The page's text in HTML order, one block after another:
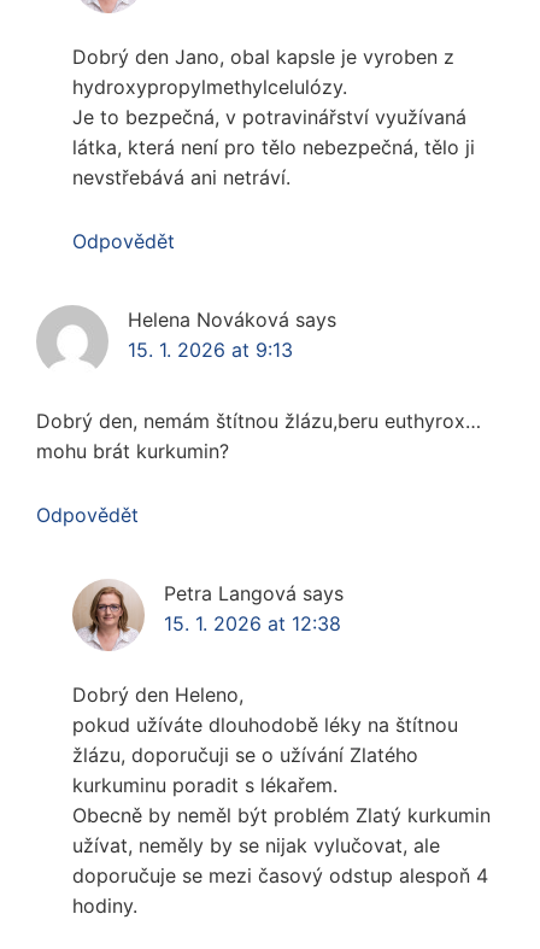
Dobrý den Jano, obal kapsle je vyroben z
hydroxypropylmethylcelulózy.
Je to bezpečná, v potravinářství využívaná
látka, která není pro tělo nebezpečná, tělo ji
nevstřebává ani netráví.
Odpovědět
Helena Nováková says
15. 1. 2026 at 9:13
Dobrý den, nemám štítnou žlázu,beru euthyrox…
mohu brát kurkumin?
Odpovědět
Petra Langová says
15. 1. 2026 at 12:38
Dobrý den Heleno,
pokud užíváte dlouhodobě léky na štítnou
žlázu, doporučuji se o užívání Zlatého
kurkuminu poradit s lékařem.
Obecně by neměl být problém Zlatý kurkumin
užívat, neměly by se nijak vylučovat, ale
doporučuje se mezi časový odstup alespoň 4
hodiny.